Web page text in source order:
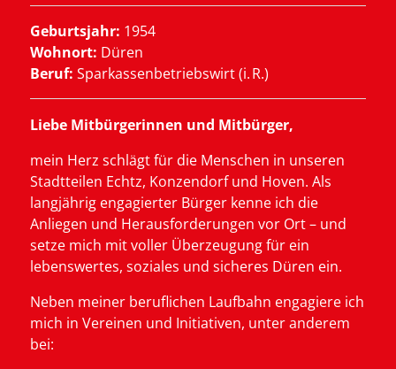
Geburtsjahr: 1954
Wohnort: Düren
Beruf: Sparkassenbetriebswirt (i. R.)
Liebe Mitbürgerinnen und Mitbürger,
mein Herz schlägt für die Menschen in unseren
Stadtteilen Echtz, Konzendorf und Hoven. Als
langjährig engagierter Bürger kenne ich die
Anliegen und Herausforderungen vor Ort – und
setze mich mit voller Überzeugung für ein
lebenswertes, soziales und sicheres Düren ein.
Neben meiner beruflichen Laufbahn engagiere ich
mich in Vereinen und Initiativen, unter anderem
bei: